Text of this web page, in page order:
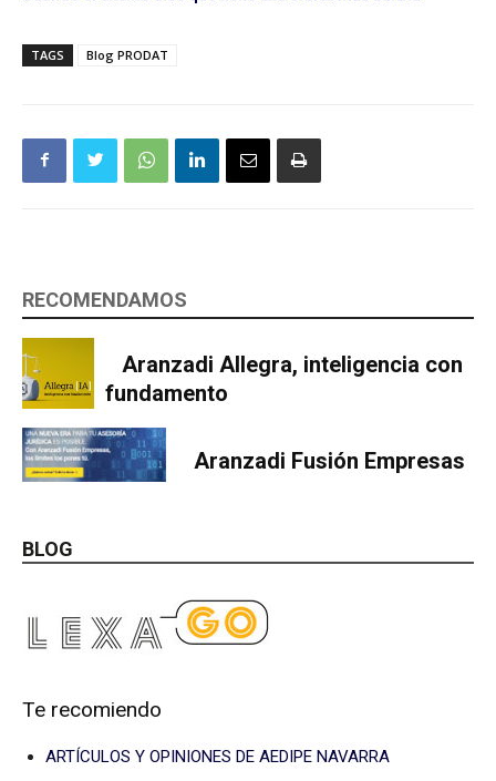
TAGS Blog PRODAT
RECOMENDAMOS
Aranzadi Allegra, inteligencia con
fundamento
Aranzadi Fusión Empresas
BLOG
Te recomiendo
ARTÍCULOS Y OPINIONES DE AEDIPE NAVARRA